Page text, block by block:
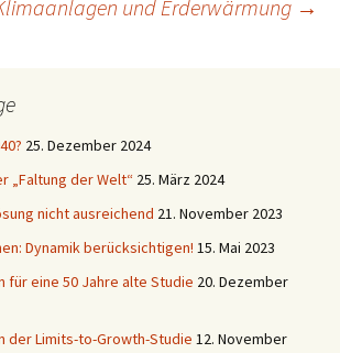
und Erderwärmung →
25. Dezember 2024
„Faltung der Welt“ 25. März 2024
nicht ausreichend 21. November 2023
Dynamik berücksichtigen! 15. Mai 2023
eine 50 Jahre alte Studie 20. Dezember
der Limits-to-Growth-Studie 12. November